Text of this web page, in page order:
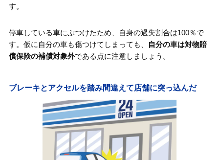
す。
停車している車にぶつけたため、自身の過失割合は100％で
す。仮に自分の車も傷つけてしまっても、
自分の車は対物賠
償保険の補償対象外である点に注意しましょう。
ブレーキとアクセルを踏み間違えて店舗に突っ込んだ